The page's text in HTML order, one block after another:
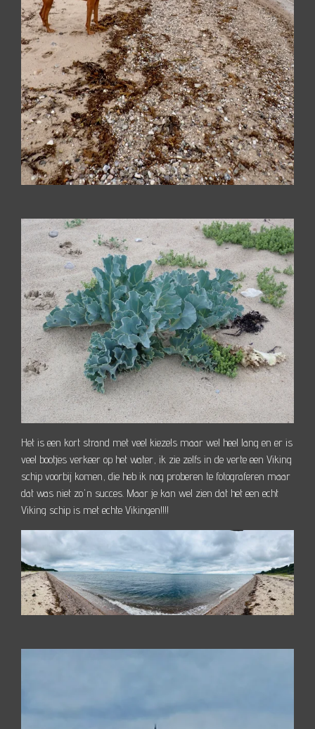
Het is een kort strand met veel kiezels maar wel heel lang en er is
veel bootjes verkeer op het water, ik zie zelfs in de verte een Viking
schip voorbij komen, die heb ik nog proberen te fotograferen maar
dat was niet zo'n succes. Maar je kan wel zien dat het een echt
Viking schip is met echte Vikingen!!!!